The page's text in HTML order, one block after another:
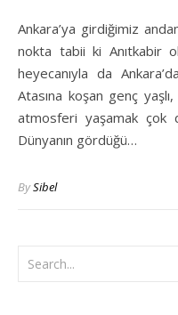
Ankara’ya girdiğimiz andan itibaren bizi en heyecanlandıran
nokta tabii ki Anıtkabir
heyecanıyla da
Atasına koşan genç
atmosferi yaşamak çok
Dünyanın gördüğü…
BySibel